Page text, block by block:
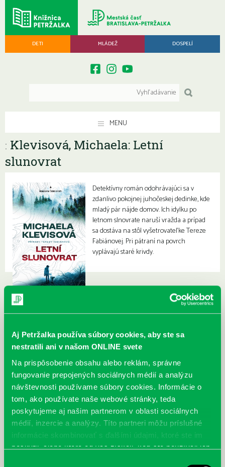
Aj Petržalka používa súbory cookies, aby ste sa
nestratili ani v našom ONLINE svete
Na prispôsobenie obsahu alebo reklám, správne
fungovanie prepojených sociálnych médií a analýzu
návštevnosti používame súbory cookies. Informácie o
tom, ako používate naše webové stránky, teda
poskytujeme aj našim partnerom v oblasti sociálnych
médií, inzercie a analýzy. Títo partneri môžu príslušné
informácie skombinovať s ďalšími údajmi, ktoré ste im
poskytli, alebo ktoré od vás získali, keď ste používali ich
DETI MLÁDEŽ DOSPELÍ
MENU
: Klevisová, Michaela: Letní
slunovrat
Detektívny román odohrávajúci sa v
zdanlivo pokojnej juhočeskej dedinke, kde
mladý pár nájde domov. Ich idylku po
letnom slnovrate naruší vražda a prípad
sa dostáva na stôl vyšetrovateľke Tereze
Fabiánovej. Pri pátraní na povrch
vyplávajú staré krivdy.